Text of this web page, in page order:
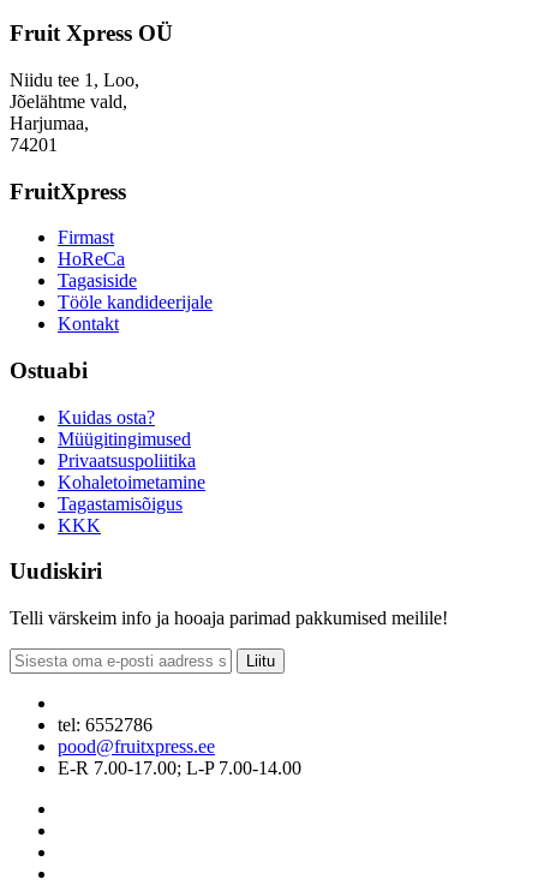
Fruit Xpress OÜ
Niidu tee 1, Loo,
Jõelähtme vald,
Harjumaa,
74201
FruitXpress
Firmast
HoReCa
Tagasiside
Tööle kandideerijale
Kontakt
Ostuabi
Kuidas osta?
Müügitingimused
Privaatsuspoliitika
Kohaletoimetamine
Tagastamisõigus
KKK
Uudiskiri
Telli värskeim info ja hooaja parimad pakkumised meilile!
Liitu
tel: 6552786
pood@fruitxpress.ee
E-R 7.00-17.00; L-P 7.00-14.00